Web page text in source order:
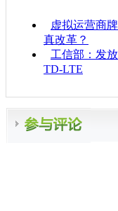
虚拟运营商
真改革？
工信部：发
TD-LTE